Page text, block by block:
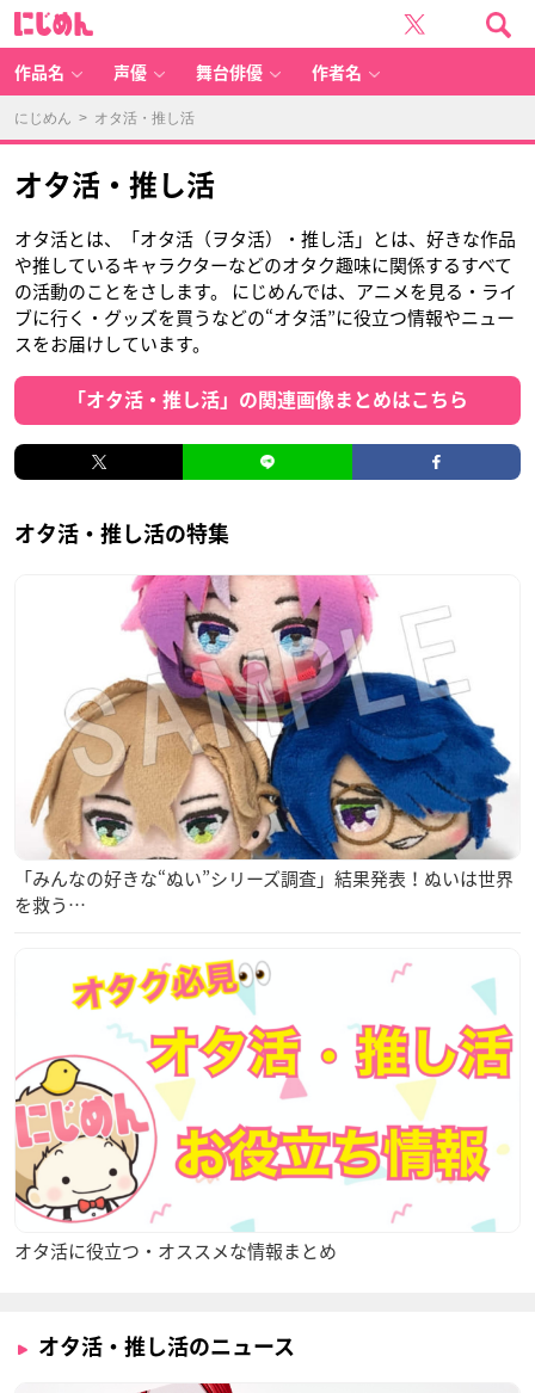
作品名 声優 舞台俳優 作者名
にじめん > オタ活・推し活
オタ活・推し活
オタ活とは、「オタ活（ヲタ活）・推し活」とは、好きな作品
や推しているキャラクターなどのオタク趣味に関係するすべて
の活動のことをさします。 にじめんでは、アニメを見る・ライ
ブに行く・グッズを買うなどの“オタ活”に役立つ情報やニュー
スをお届けしています。
「オタ活・推し活」の関連画像まとめはこちら
オタ活・推し活の特集
「みんなの好きな“ぬい”シリーズ調査」結果発表！ぬいは世界
を救う…
オタ活に役立つ・オススメな情報まとめ
オタ活・推し活のニュース